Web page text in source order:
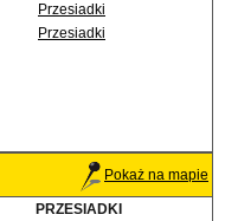
Przesiadki
Przesiadki
Pokaż na mapie
PRZESIADKI